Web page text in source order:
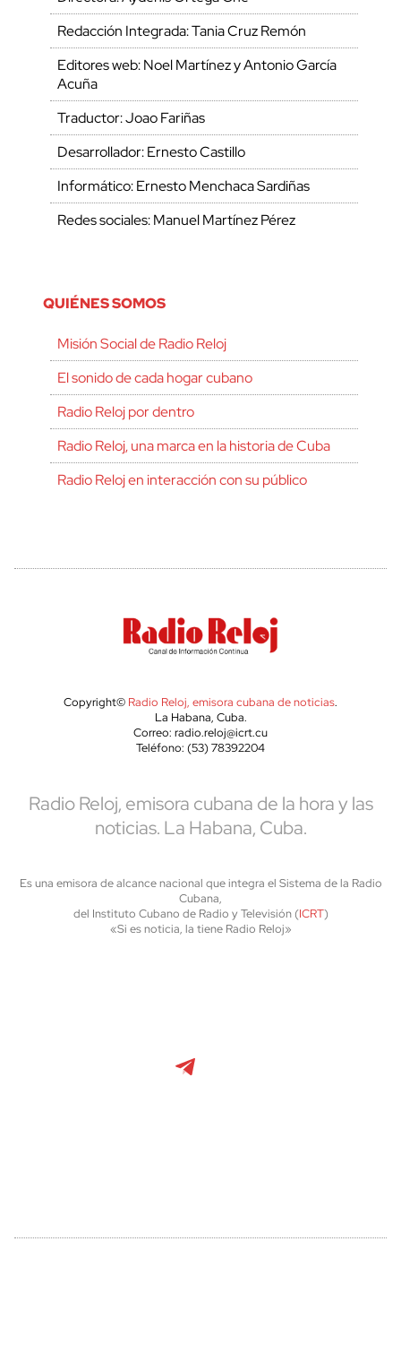
Redacción Integrada: Tania Cruz Remón
Editores web: Noel Martínez y Antonio García
Acuña
Traductor: Joao Fariñas
Desarrollador: Ernesto Castillo
Informático: Ernesto Menchaca Sardiñas
Redes sociales: Manuel Martínez Pérez
QUIÉNES SOMOS
Misión Social de Radio Reloj
El sonido de cada hogar cubano
Radio Reloj por dentro
Radio Reloj, una marca en la historia de Cuba
Radio Reloj en interacción con su público
Copyright© Radio Reloj, emisora cubana de noticias.
La Habana, Cuba.
Correo: radio.reloj@icrt.cu
Teléfono: (53) 78392204
Radio Reloj, emisora cubana de la hora y las
noticias. La Habana, Cuba.
Es una emisora de alcance nacional que integra el Sistema de la Radio
Cubana,
del Instituto Cubano de Radio y Televisión (ICRT)
«Si es noticia, la tiene Radio Reloj»